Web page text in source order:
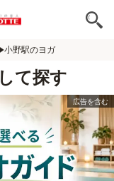
小野駅のヨガ
て探す